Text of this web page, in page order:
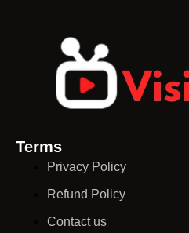
Terms
Privacy Policy​
Refund Policy
Contact us